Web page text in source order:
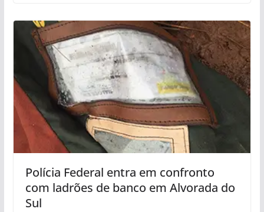
Polícia Federal entra em confronto
com ladrões de banco em Alvorada do
Sul